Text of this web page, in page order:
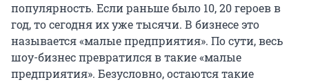
популярность. Если раньше было 10, 20 героев в
год, то сегодня их уже тысячи. В бизнесе это
называется «малые предприятия». По сути, весь
шоу-бизнес превратился в такие «малые
предприятия». Безусловно, остаются такие